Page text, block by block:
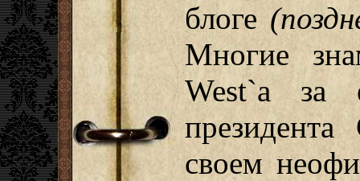
блоге
Многие
West`a за
своем